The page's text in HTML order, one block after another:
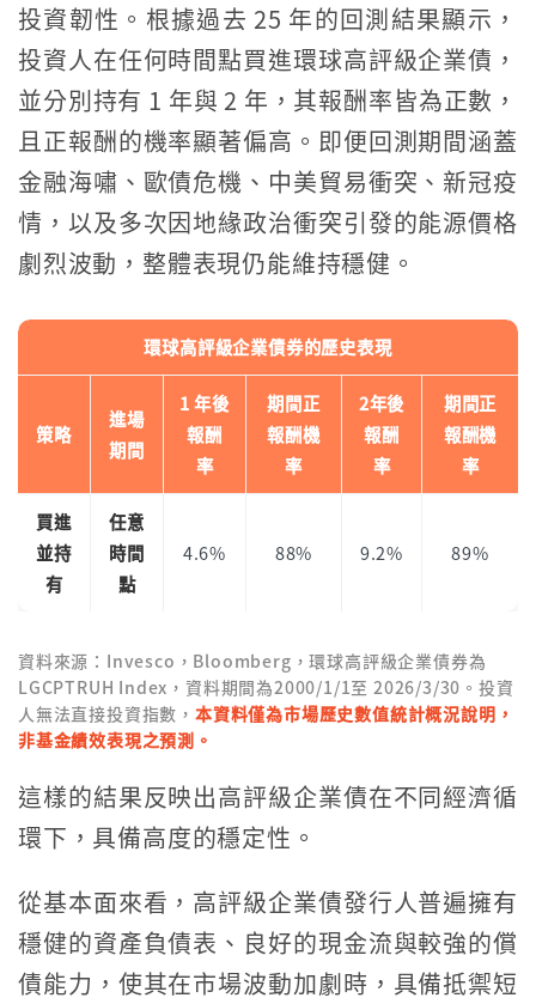
投資韌性。根據過去 25 年的回測結果顯示，
投資人在任何時間點買進環球高評級企業債，
並分別持有 1 年與 2 年，其報酬率皆為正數，
且正報酬的機率顯著偏高。即便回測期間涵蓋
金融海嘯、歐債危機、中美貿易衝突、新冠疫
情，以及多次因地緣政治衝突引發的能源價格
劇烈波動，整體表現仍能維持穩健。
環球高評級企業債券的歷史表現
策略
進場
期間
1 年後
報酬
率
期間正
報酬機
率
2年後
報酬
率
期間正
報酬機
率
買進
並持
有
任意
時間
點
4.6% 88% 9.2% 89%
資料來源：Invesco，Bloomberg，環球高評級企業債券為
LGCPTRUH Index，資料期間為2000/1/1至 2026/3/30。投資
人無法直接投資指數，本資料僅為市場歷史數值統計概況說明，
非基金績效表現之預測。
這樣的結果反映出高評級企業債在不同經濟循
環下，具備高度的穩定性。
從基本面來看，高評級企業債發行人普遍擁有
穩健的資產負債表、良好的現金流與較強的償
債能力，使其在市場波動加劇時，具備抵禦短